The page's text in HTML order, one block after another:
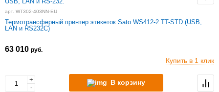
арт. WT302-403NN-EU
Термотрансферный принтер этикеток Sato WS412-2 TT-STD (USB,
LAN и RS232C)
63 010 руб.
Купить в 1 клик
+
-
В корзину